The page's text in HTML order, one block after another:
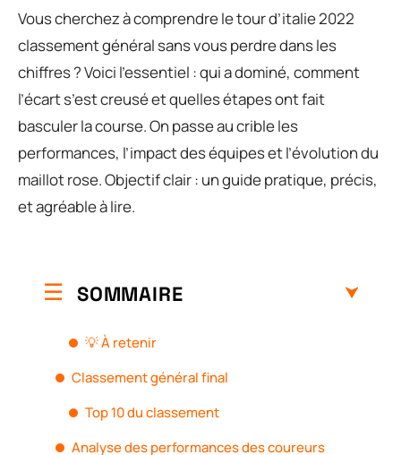
Vous cherchez à comprendre le tour d’italie 2022
classement général sans vous perdre dans les
chiffres ? Voici l’essentiel : qui a dominé, comment
l’écart s’est creusé et quelles étapes ont fait
basculer la course. On passe au crible les
performances, l’impact des équipes et l’évolution du
maillot rose. Objectif clair : un guide pratique, précis,
et agréable à lire.
SOMMAIRE
💡 À retenir
Classement général final
Top 10 du classement
Analyse des performances des coureurs